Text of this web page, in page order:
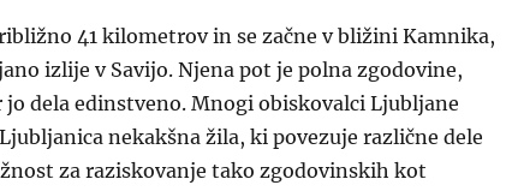
41 kilometrov in se začne v bližini Kamnika,
izlije v Savijo. Njena pot je polna zgodovine,
dela edinstveno. Mnogi obiskovalci Ljubljane
nekakšna žila, ki povezuje različne dele
za raziskovanje tako zgodovinskih kot